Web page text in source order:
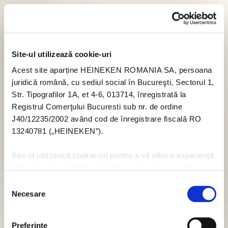
Site-ul utilizează cookie-uri
Acest site aparține HEINEKEN ROMANIA SA, persoana
juridică română, cu sediul social în Bucureşti, Sectorul 1,
Str. Tipografilor 1A, et 4-6, 013714, înregistrată la
Registrul Comerţului Bucuresti sub nr. de ordine
J40/12235/2002 având cod de înregistrare fiscală RO
13240781 („HEINEKEN”).
Site-ul utilizează cookie-uri pentru a vă oferi o experiență
acceptați cookie-uri în legătură cu utilizarea acestui site
nu trebuie să acceptați cookie-uri prin intermediul banner-
ului pop-up, sau puteți să dezactivați cookie-urile - dar
consimțământului
Necesare
Preferinţe